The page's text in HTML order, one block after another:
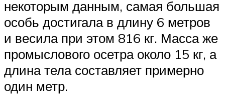
некоторым данным, самая большая
особь достигала в длину 6 метров
и весила при этом 816 кг. Масса же
промыслового осетра около 15 кг, а
длина тела составляет примерно
один метр.